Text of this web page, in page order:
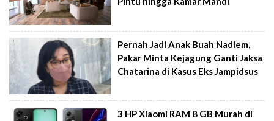
Pernah Jadi Anak Buah Nadiem,
Pakar Minta Kejagung Ganti Jaksa
Chatarina di Kasus Eks Jampidsus
3 HP Xiaomi RAM 8 GB Murah di